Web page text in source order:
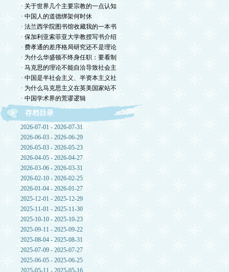
· 关于世界几个主要宗教的一点认知
· 中国人的道德绑架何时休
· 法兰西学院图书馆收藏我的一本书
· 保加利亚索菲亚大学教授写书介绍
· 费孝通的差序格局研究还不是理论
· 为什么华盛顿不终身任职：要看制
· 马克思的理论不能自洽导致社会主
· 中国是半社会主义、半资本主义社
· 为什么马克思主义在英美国家站不
· 中国学术界的荒谬逻辑
存档目录
2026-07-01 - 2026-07-31
2026-06-03 - 2026-06-29
2026-05-03 - 2026-05-23
2026-04-05 - 2026-04-27
2026-03-06 - 2026-03-31
2026-02-10 - 2026-02-25
2026-01-04 - 2026-01-27
2025-12-01 - 2025-12-29
2025-11-01 - 2025-11-30
2025-10-10 - 2025-10-23
2025-09-11 - 2025-09-22
2025-08-04 - 2025-08-31
2025-07-09 - 2025-07-27
2025-06-05 - 2025-06-25
2025-05-11 - 2025-05-16